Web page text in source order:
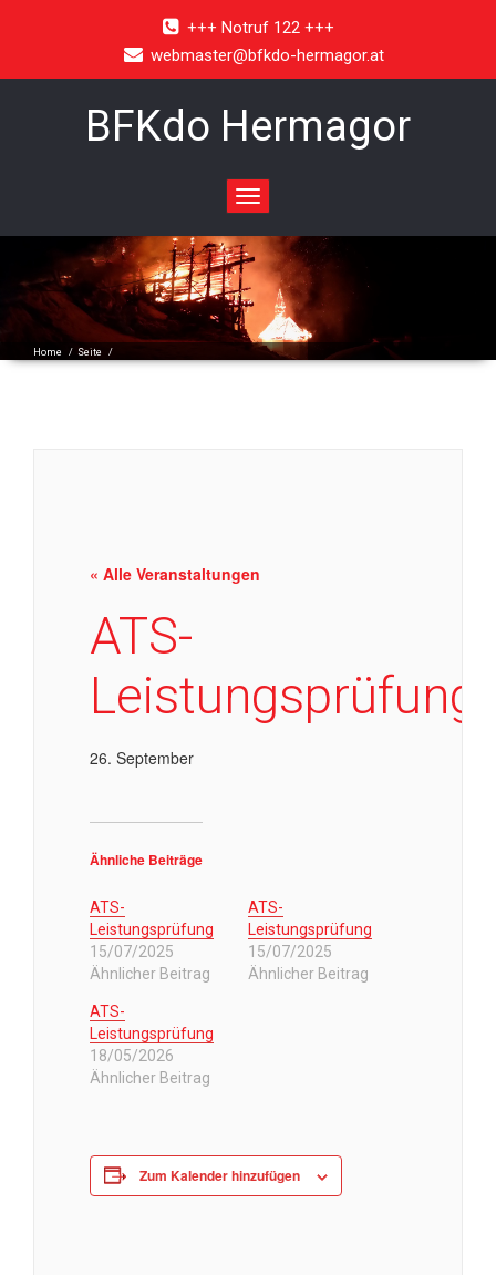
+++ Notruf 122 +++
webmaster@bfkdo-hermagor.at
BFKdo Hermagor
Toggle
navigation
Home / Seite /
« Alle Veranstaltungen
ATS-
Leistungsprüfung
26. September
Ähnliche Beiträge
ATS-
Leistungsprüfung
15/07/2025
Ähnlicher Beitrag
ATS-
Leistungsprüfung
15/07/2025
Ähnlicher Beitrag
ATS-
Leistungsprüfung
18/05/2026
Ähnlicher Beitrag
Zum Kalender hinzufügen